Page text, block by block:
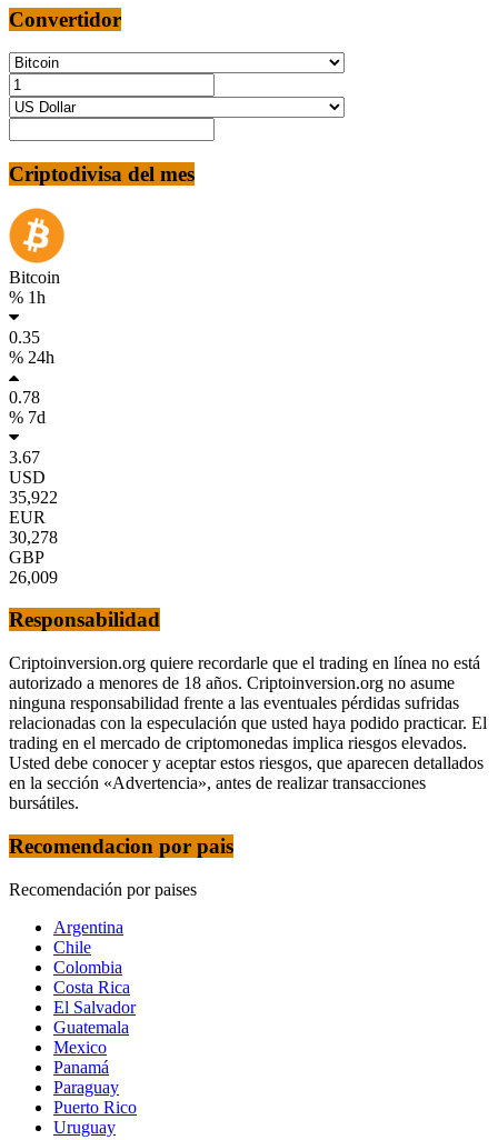
Convertidor
Criptodivisa del mes
Bitcoin
% 1h
0.35
% 24h
0.78
% 7d
3.67
USD
35,922
EUR
30,278
GBP
26,009
Responsabilidad
Criptoinversion.org quiere recordarle que el trading en línea no está
autorizado a menores de 18 años. Criptoinversion.org no asume
ninguna responsabilidad frente a las eventuales pérdidas sufridas
relacionadas con la especulación que usted haya podido practicar. El
trading en el mercado de criptomonedas implica riesgos elevados.
Usted debe conocer y aceptar estos riesgos, que aparecen detallados
en la sección «Advertencia», antes de realizar transacciones
bursátiles.
Recomendacion por pais
Recomendación por paises
Argentina
Chile
Colombia
Costa Rica
El Salvador
Guatemala
Mexico
Panamá
Paraguay
Puerto Rico
Uruguay